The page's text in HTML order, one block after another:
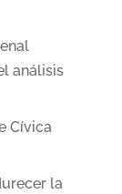
análisis
Cívica
la